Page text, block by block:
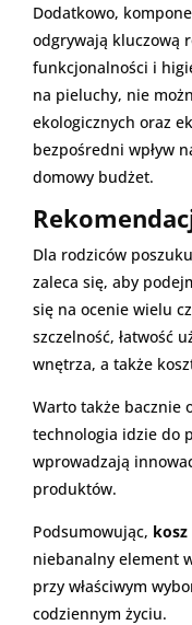
Dodatkowo,
odgrywają kluczową
funkcjonalności i
na pieluchy, nie
ekologicznych oraz
bezpośredni wpływ
domowy budżet.
Dla rodziców
zaleca się, aby
się na ocenie wielu
szczelność, łatwość
wnętrza, a także
Warto także bacznie
technologia idzie do
wprowadzają
produktów.
Podsumowując,
niebanalny element
przy właściwym
codziennym życiu.